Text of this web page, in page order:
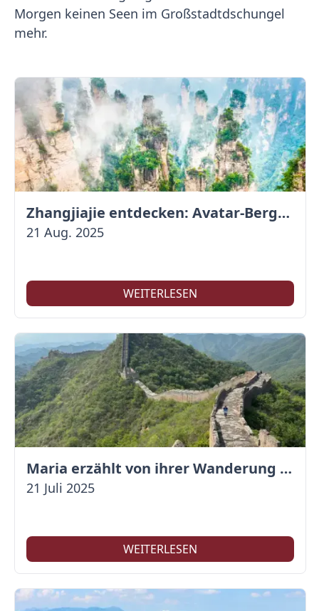
Morgen keinen Seen im Großstadtdschungel
mehr.
Zhangjiajie entdecken: Avatar-Berge & Altstadt von Fenghuang
21 Aug. 2025
WEITERLESEN
Maria erzählt von ihrer Wanderung auf der Großen Mauer
21 Juli 2025
WEITERLESEN